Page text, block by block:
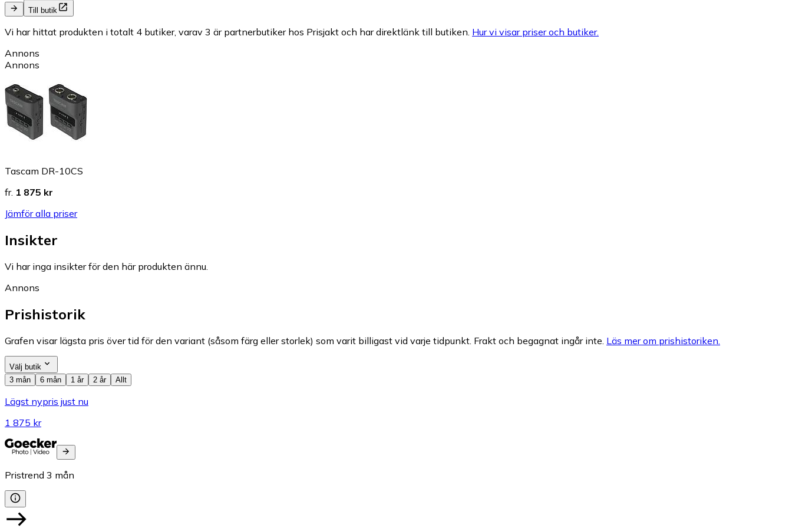
Till butik
Vi har hittat produkten i totalt 4 butiker, varav 3 är partnerbutiker hos Prisjakt och har direktlänk till butiken. Hur vi visar priser och butiker.
Annons
Annons
Tascam DR-10CS
fr. 1 875 kr
Jämför alla priser
Insikter
Vi har inga insikter för den här produkten ännu.
Annons
Prishistorik
Grafen visar lägsta pris över tid för den variant (såsom färg eller storlek) som varit billigast vid varje tidpunkt. Frakt och begagnat ingår inte. Läs mer om prishistoriken.
Välj butik
3 mån
6 mån 1 år 2 år Allt
Lägst nypris just nu
1 875 kr
Pristrend 3 mån